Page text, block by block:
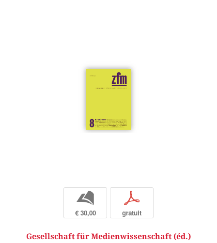
b
€ 30,00
p
gratuit
Gesellschaft für Medienwissenschaft (éd.)